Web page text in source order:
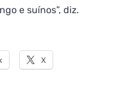
e suínos”, diz.
X